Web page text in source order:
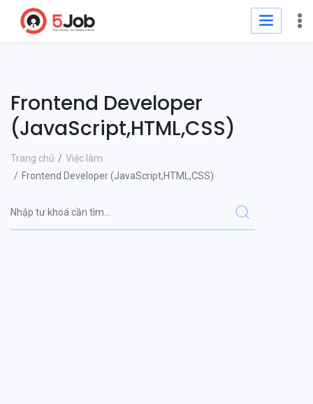
Frontend Developer
(JavaScript,HTML,CSS)
Trang chủ
Việc làm
Frontend Developer (JavaScript,HTML,CSS)